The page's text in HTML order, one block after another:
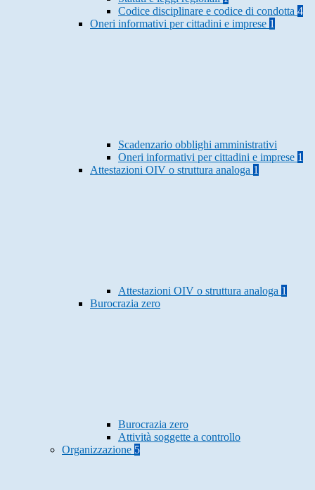
Codice disciplinare e codice di condotta 4
Oneri informativi per cittadini e imprese 1
Scadenzario obblighi amministrativi
Oneri informativi per cittadini e imprese 1
Attestazioni OIV o struttura analoga 1
Attestazioni OIV o struttura analoga 1
Burocrazia zero
Burocrazia zero
Attività soggette a controllo
Organizzazione 5